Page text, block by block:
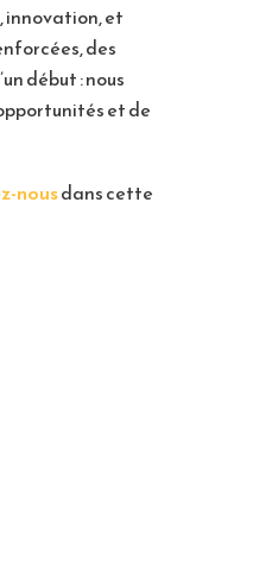
innovation, et
des
début : nous
et de
nousdans cette